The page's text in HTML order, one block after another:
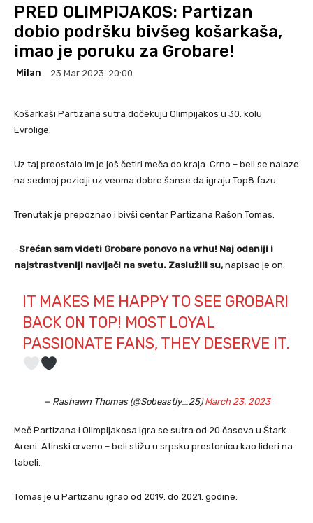
PRED OLIMPIJAKOS: Partizan
dobio podršku bivšeg košarkaša,
imao je poruku za Grobare!
Milan 23 Mar 2023. 20:00
Košarkaši Partizana sutra dočekuju Olimpijakos u 30. kolu
Evrolige.
Uz taj preostalo im je još četiri meča do kraja. Crno – beli se nalaze
na sedmoj poziciji uz veoma dobre šanse da igraju Top8 fazu.
Trenutak je prepoznao i bivši centar Partizana Rašon Tomas.
–Srećan sam videti Grobare ponovo na vrhu! Naj odaniji i
najstrastveniji navijači na svetu. Zaslužili su,napisao je on.
IT MAKES ME HAPPY TO SEE GROBARI
BACK ON TOP! MOST LOYAL
PASSIONATE FANS, THEY DESERVE IT.
— Rashawn Thomas (@Sobeastly_25)March 23, 2023
Meč Partizana i Olimpijakosa igra se sutra od 20 časova u Štark
Areni. Atinski crveno – beli stižu u srpsku prestonicu kao lideri na
tabeli.
Tomas je u Partizanu igrao od 2019. do 2021. godine.